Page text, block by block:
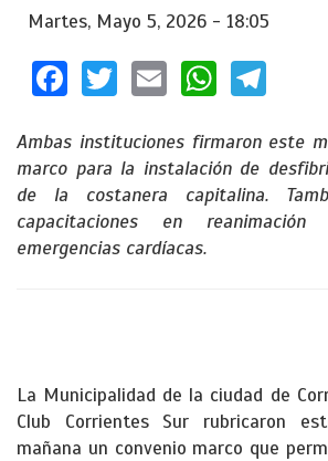
Martes, Mayo 5, 2026 - 18:05
Facebook
TwitterEmail
Ambas instituciones firmaron este
marco para la instalación de
de la costanera capitalina.
capacitaciones en
emergencias cardíacas.
La Municipalidad de la ciudad de
Club Corrientes Sur rubricaron
mañana un convenio marco que